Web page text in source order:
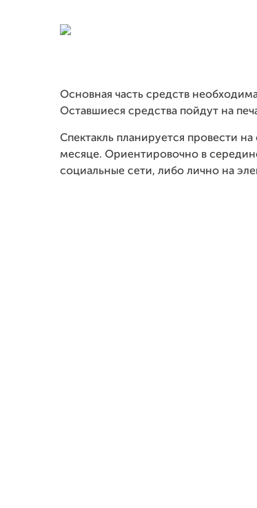
Основная часть средств
Оставшиеся средства пойдут на
Спектакль планируется провести
месяце. Ориентировочно в
социальные сети, либо лично на